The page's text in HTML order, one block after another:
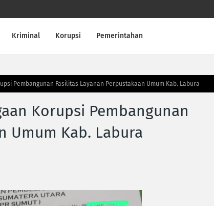
Kriminal Korupsi Pemerintahan
Pembangunan Fasilitas Layanan Perpustakaan Umum Kab. Labura
Korupsi Pembangunan
Umum Kab. Labura